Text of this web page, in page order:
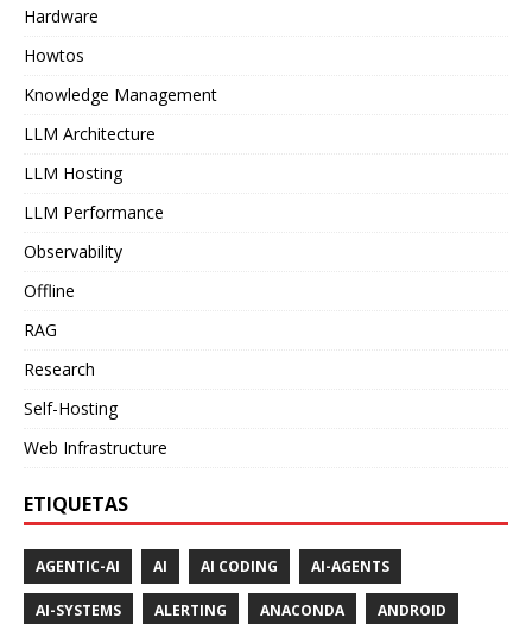
Hardware
Howtos
Knowledge Management
LLM Architecture
LLM Hosting
LLM Performance
Observability
Offline
RAG
Research
Self-Hosting
Web Infrastructure
ETIQUETAS
AGENTIC-AI AI AI CODING AI-AGENTS
AI-SYSTEMS ALERTING ANACONDA ANDROID